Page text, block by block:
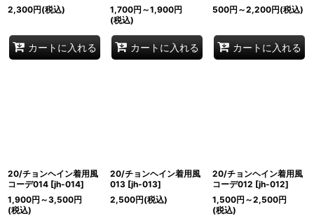
2,300円(税込)
カートに入れる
1,700円 ～1,900円
(税込)
カートに入れる
500円 ～2,200円(税込)
カートに入れる
20/チョンヘイン着用風
コーデ014 [jh-014]
1,900円 ～3,500円
(税込)
20/チョンヘイン着用風
013 [jh-013]
2,500円(税込)
20/チョンヘイン着用風
コーデ012 [jh-012]
1,500円 ～2,500円
(税込)